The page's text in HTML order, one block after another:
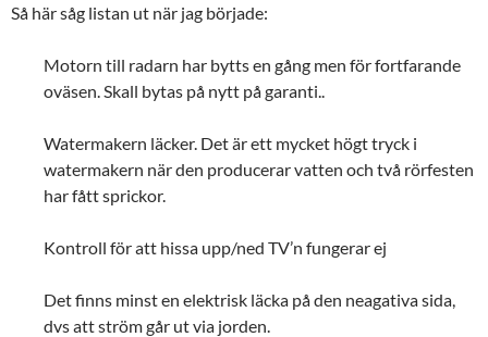
Så här såg listan ut när jag började:
Motorn till radarn har bytts en gång men för fortfarande
oväsen. Skall bytas på nytt på garanti..
Watermakern läcker. Det är ett mycket högt tryck i
watermakern när den producerar vatten och två rörfesten
har fått sprickor.
Kontroll för att hissa upp/ned TV’n fungerar ej
Det finns minst en elektrisk läcka på den neagativa sida,
dvs att ström går ut via jorden.